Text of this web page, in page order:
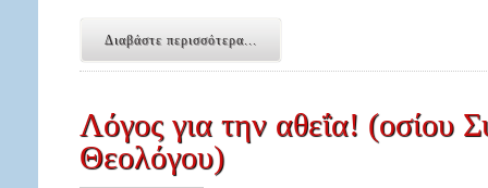
Διαβάστε περισσότερα...
Λόγος για την αθεΐα! (οσίου
Θεολόγου)